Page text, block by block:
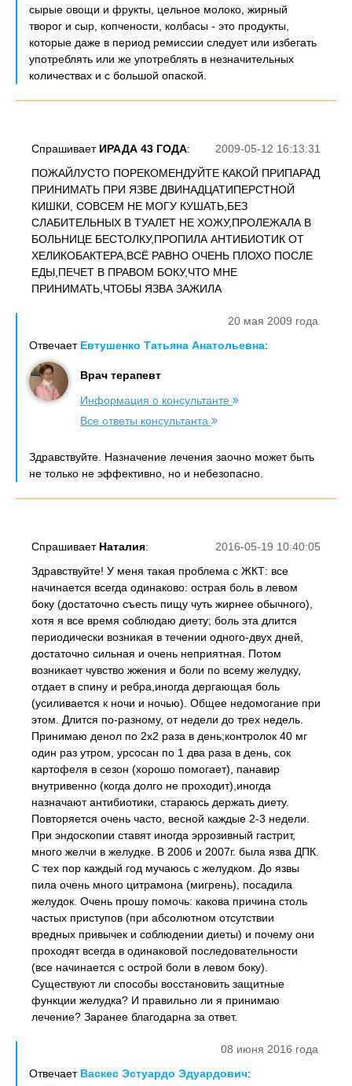
сырые овощи и фрукты, цельное молоко, жирный
творог и сыр, копчености, колбасы - это продукты,
которые даже в период ремиссии следует или избегать
употреблять или же употреблять в незначительных
количествах и с большой опаской.
2009-05-12 16:13:31
Спрашивает ИРАДА 43 ГОДА:
ПОЖАЙЛУСТО ПОРЕКОМЕНДУЙТЕ КАКОЙ ПРИПАРАД
ПРИНИМАТЬ ПРИ ЯЗВЕ ДВИНАДЦАТИПЕРСТНОЙ
КИШКИ, СОВСЕМ НЕ МОГУ КУШАТЬ,БЕЗ
СЛАБИТЕЛЬНЫХ В ТУАЛЕТ НЕ ХОЖУ,ПРОЛЕЖАЛА В
БОЛЬНИЦЕ БЕСТОЛКУ,ПРОПИЛА АНТИБИОТИК ОТ
ХЕЛИКОБАКТЕРА,ВСЁ РАВНО ОЧЕНЬ ПЛОХО ПОСЛЕ
ЕДЫ,ПЕЧЕТ В ПРАВОМ БОКУ,ЧТО МНЕ
ПРИНИМАТЬ,ЧТОБЫ ЯЗВА ЗАЖИЛА
20 мая 2009 года
Отвечает Евтушенко Татьяна Анатольевна:
Врач терапевт
Информация о консультанте
Все ответы консультанта
Здравствуйте. Назначение лечения заочно может быть
не только не эффективно, но и небезопасно.
2016-05-19 10:40:05
Спрашивает Наталия:
Здравствуйте! У меня такая проблема с ЖКТ: все
начинается всегда одинаково: острая боль в левом
боку (достаточно съесть пищу чуть жирнее обычного),
хотя я все время соблюдаю диету; боль эта длится
периодически возникая в течении одного-двух дней,
достаточно сильная и очень неприятная. Потом
возникает чувство жжения и боли по всему желудку,
отдает в спину и ребра,иногда дергающая боль
(усиливается к ночи и ночью). Общее недомогание при
этом. Длится по-разному, от недели до трех недель.
Принимаю денол по 2х2 раза в день;контролок 40 мг
один раз утром, урсосан по 1 два раза в день, сок
картофеля в сезон (хорошо помогает), панавир
внутривенно (когда долго не проходит),иногда
назначают антибиотики, стараюсь держать диету.
Повторяется очень часто, весной каждые 2-3 недели.
При эндоскопии ставят иногда эррозивный гастрит,
много желчи в желудке. В 2006 и 2007г. была язва ДПК.
С тех пор каждый год мучаюсь с желудком. До язвы
пила очень много цитрамона (мигрень), посадила
желудок. Очень прошу помочь: какова причина столь
частых приступов (при абсолютном отсутствии
вредных привычек и соблюдении диеты) и почему они
проходят всегда в одинаковой последовательности
(все начинается с острой боли в левом боку).
Существуют ли способы восстановить защитные
функции желудка? И правильно ли я принимаю
лечение? Заранее благодарна за ответ.
08 июня 2016 года
Отвечает Васкес Эстуардо Эдуардович: